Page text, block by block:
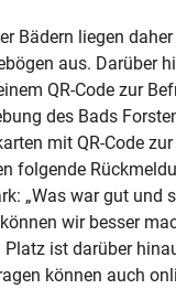
Bädern liegen
aus. Darüber
QR-Code zur
des Bads
mit QR-Code
folgende
„Was war gut und
wir besser
Platz ist darüber
können auch